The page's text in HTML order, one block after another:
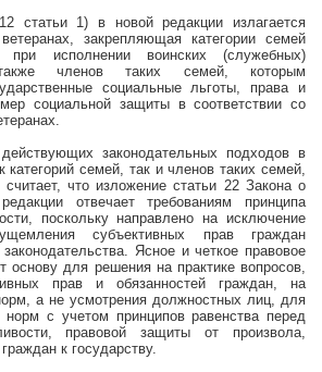
статьи 1) в новой редакции излагается
закрепляющая категории семей
при исполнении воинских (служебных)
членов таких семей, которым
социальные льготы, права и
социальной защиты в соответствии со
законодательных подходов в
категорий семей, так и членов таких семей,
что изложение статьи 22 Закона о
отвечает требованиям принципа
поскольку направлено на исключение
субъективных прав граждан
Ясное и четкое правовое
основу для решения на практике вопросов,
прав и обязанностей граждан, на
а не усмотрения должностных лиц, для
норм с учетом принципов равенства перед
правовой защиты от произвола,
к государству.